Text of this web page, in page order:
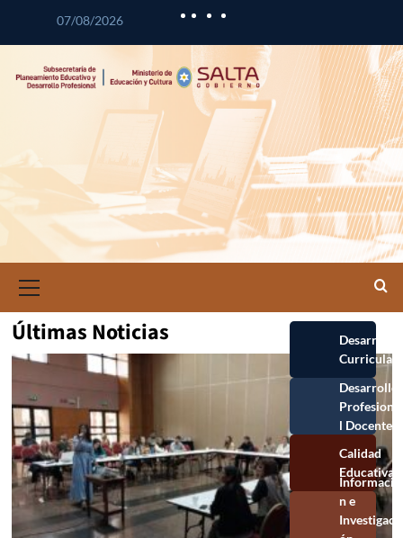
07/08/2026
Últimas Noticias
Desarrollo
Curricular
Desarrollo
Profesional
Docente
Calidad
Educativa
Información e
Investigación